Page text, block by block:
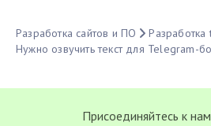
Разработка сайтов и ПО
Нужно озвучить текст для Telegram-
Присоединяйтесь к